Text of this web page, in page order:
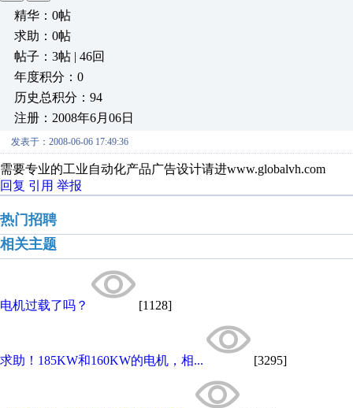
精华：0帖
求助：0帖
帖子：3帖 | 46回
年度积分：0
历史总积分：94
注册：2008年6月06日
发表于：2008-06-06 17:49:36
需要专业的工业自动化产品广告设计请进www.globalvh.com
回复 引用 举报
热门招聘
相关主题
电机过载了吗？ [1128]
求助！185KW和160KW的电机，相... [3295]